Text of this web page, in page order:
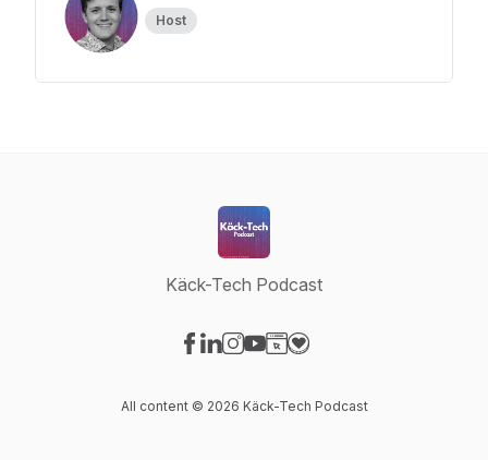
Host
Käck-Tech Podcast
All content © 2026 Käck-Tech Podcast